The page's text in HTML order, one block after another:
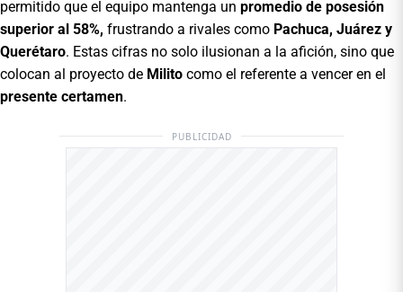
permitido que el equipo mantenga un promedio de posesión
superior al 58%, frustrando a rivales como Pachuca, Juárez y
Querétaro. Estas cifras no solo ilusionan a la afición, sino que
colocan al proyecto de Milito como el referente a vencer en el
presente certamen.
PUBLICIDAD